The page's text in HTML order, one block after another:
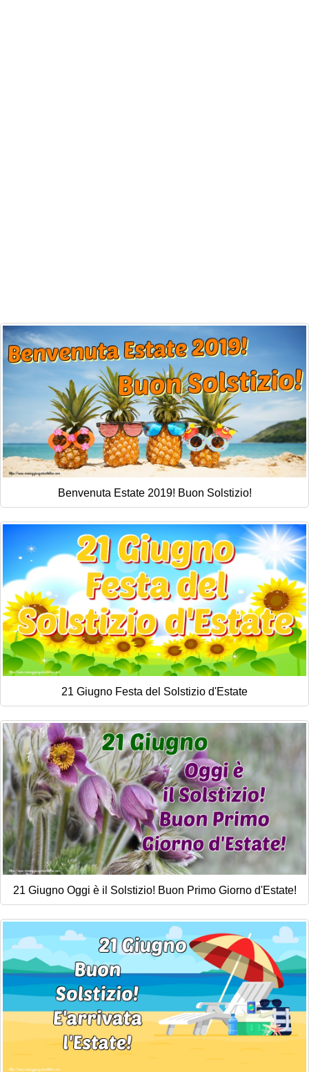
Benvenuta Estate 2019! Buon Solstizio!
21 Giugno Festa del Solstizio d'Estate
21 Giugno Oggi è il Solstizio! Buon Primo Giorno d'Estate!